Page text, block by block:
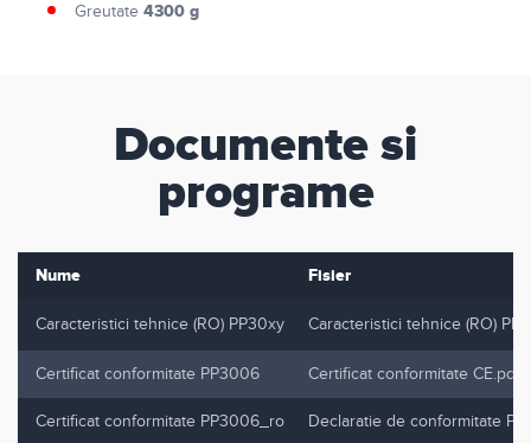
Greutate 4300 g
Documente si
programe
Nume Fisier
Caracteristici tehnice (RO) PP30xy Caracteristici tehnice (RO)
Certificat conformitate PP3006 Certificat conformitate CE.pdf
Certificat conformitate PP3006_ro Declaratie de conformitate